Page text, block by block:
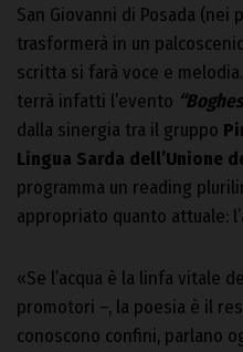
San Giovanni di Posada
trasformerà in un
scritta si farà voce e melodia.
terrà infatti l’evento
dalla sinergia tra il gruppo
Lingua Sarda dell’Unione
programma un reading
appropriato quanto attuale:
«Se l’acqua è la linfa vitale
promotori –, la poesia è il
conoscono confini, parlano